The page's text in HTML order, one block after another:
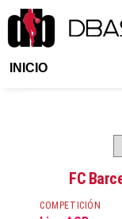
INICIO
FC
COMPETICIÓN